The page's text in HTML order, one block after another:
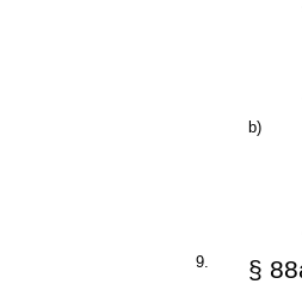
b)
9. §